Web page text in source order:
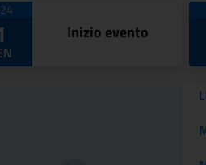
di apertura
Inizio evento
ARTE LIBERATA